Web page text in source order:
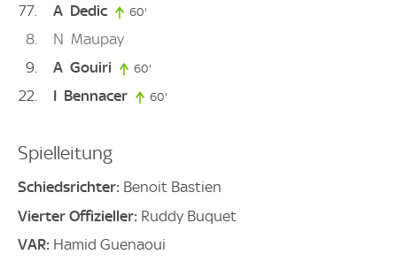
77
A Dedic 60'
8 N Maupay
9
A Gouiri 60'
22 I Bennacer 60'
Spielleitung
Schiedsrichter: Benoit Bastien
Vierter Offizieller: Ruddy Buquet
VAR: Hamid Guenaoui